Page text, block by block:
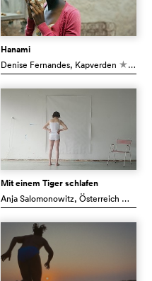
Hanami
Denise Fernandes, Kapverden c6.5
Mit einem Tiger schlafen
Anja Salomonowitz, Österreich